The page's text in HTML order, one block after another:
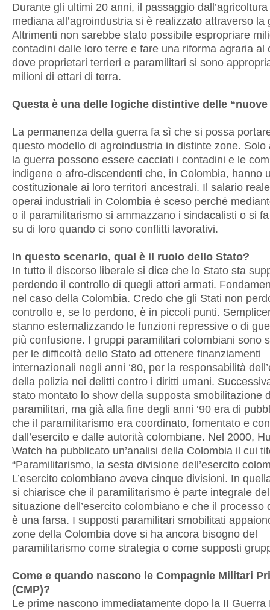
Durante gli ultimi 20 anni, il passaggio
mediana all’agroindustria si è realizzato attraverso la
Altrimenti non sarebbe stato possibile espropriare
contadini dalle loro terre e fare una riforma agraria al
dove proprietari terrieri e paramilitari si sono
milioni di ettari di terra.
Questa è una delle logiche distintive delle “nuove
La permanenza della guerra fa sì che si possa
questo modello di agroindustria in distinte zone. Solo
la guerra possono essere cacciati i contadini e le
indigene o afro-discendenti che, in Colombia, hanno
costituzionale ai loro territori ancestrali. Il salario
operai industriali in Colombia è sceso perché
o il paramilitarismo si ammazzano i sindacalisti o si
su di loro quando ci sono conflitti lavorativi.
In questo scenario, qual è il ruolo dello Stato?
In tutto il discorso liberale si dice che lo Stato sta
perdendo il controllo di quegli attori armati.
nel caso della Colombia. Credo che gli Stati non
controllo e, se lo perdono, è in piccoli punti.
stanno esternalizzando le funzioni repressive o di
più confusione. I gruppi paramilitari colombiani sono
per le difficoltà dello Stato ad ottenere finanziamenti
internazionali negli anni ‘80, per la responsabilità
della polizia nei delitti contro i diritti umani.
stato montato lo show della supposta smobilitazione
paramilitari, ma già alla fine degli anni ‘90 era di
che il paramilitarismo era coordinato, fomentato e
dall’esercito e dalle autorità colombiane. Nel 2000,
Watch ha pubblicato un’analisi della Colombia il cui
“Paramilitarismo, la sesta divisione dell’esercito
L’esercito colombiano aveva cinque divisioni. In
si chiarisce che il paramilitarismo è parte integrale
situazione dell’esercito colombiano e che il processo
è una farsa. I supposti paramilitari smobilitati
zone della Colombia dove si ha ancora bisogno del
paramilitarismo come strategia o come supposti
Come e quando nascono le Compagnie Militari
(CMP)?
Le prime nascono immediatamente dopo la II Guerra